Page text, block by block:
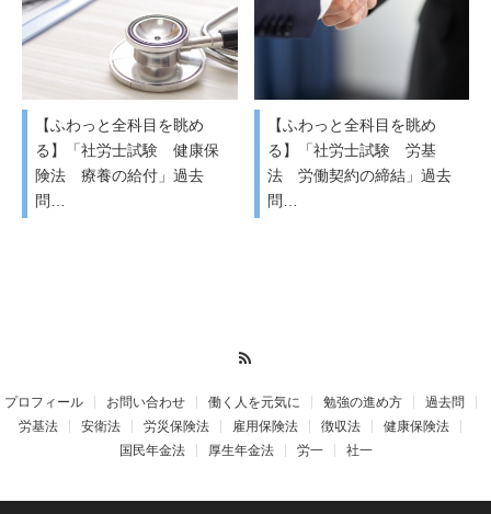
【ふわっと全科目を眺め
る】「社労士試験 健康保
険法 療養の給付」過去
問…
【ふわっと全科目を眺め
る】「社労士試験 労基
法 労働契約の締結」過去
問…
プロフィール お問い合わせ 働く人を元気に 勉強の進め方
過去問
労基法
安衛法 労災保険法 雇用保険法 徴収法
健康保険法
国民年金法
厚生年金法 労一 社一